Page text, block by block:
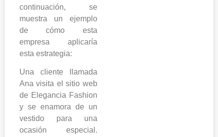
continuación, se
muestra un ejemplo
de cómo esta
empresa aplicaría
esta estrategia:
Una cliente llamada
Ana visita el sitio web
de Elegancia Fashion
y se enamora de un
vestido para una
ocasión especial.